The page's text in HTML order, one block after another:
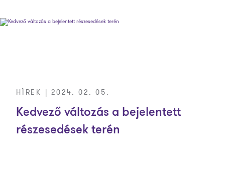
HÍREK | 2024. 02. 05.
Kedvező változás a bejelentett
részesedések terén